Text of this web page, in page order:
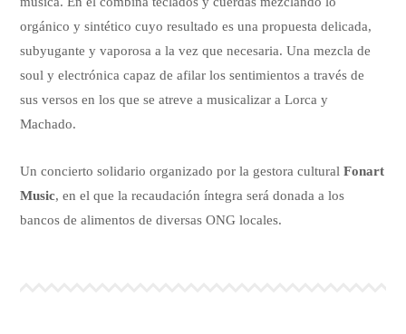
orgánico y sintético cuyo resultado es una propuesta delicada,
subyugante y vaporosa a la vez que necesaria. Una mezcla de
soul y electrónica capaz de afilar los sentimientos a través de
sus versos en los que se atreve a musicalizar a Lorca y
Machado.
Un concierto solidario organizado por la gestora culturalFonart
Music, en el que la recaudación íntegra será donada a los
bancos de alimentos de diversas ONG locales.